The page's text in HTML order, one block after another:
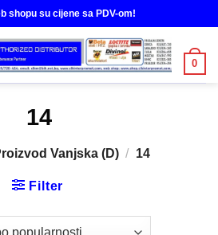
shopu su cijene sa PDV-om!
0
14
Vanjska (D) / 14
Filter